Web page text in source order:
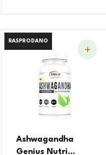
RASPRODANO
RASPRODANO
Ashwagandha
Genius Nutri...